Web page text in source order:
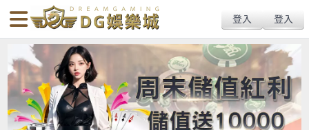
body{overflow:hidden !important;}